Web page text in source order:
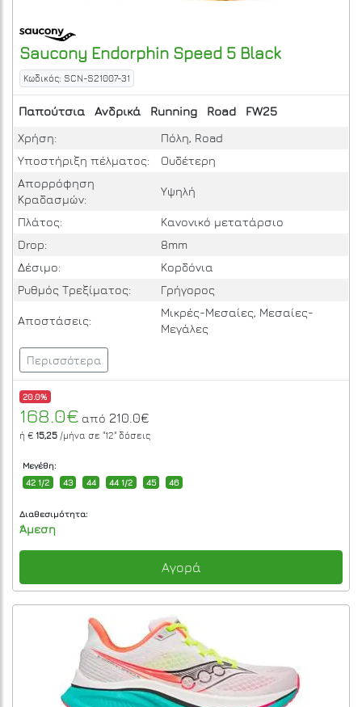
Saucony Endorphin Speed 5 Black
Κωδικός: SCN-S21007-31
Παπούτσια Ανδρικά Running Road
FW25
Χρήση:
Πόλη, Road
Υποστήριξη πέλματος:
Ουδέτερη
Απορρόφηση
Κραδασμών:
Υψηλή
Πλάτος:
Κανονικό μετατάρσιο
Drop:
8mm
Δέσιμο:
Κορδόνια
Ρυθμός Τρεξίματος:
Γρήγορος
Αποστάσεις:
Μικρές-Μεσαίες, Μεσαίες-
Μεγάλες
Περισσότερα
20.0%
168.0€ από 210.0€
ή € 15,25 /μήνα σε "12" δόσεις
Μεγέθη:
42 1/2
43 44 44 1/2 45 46
Διαθεσιμότητα:
Άμεση
Αγορά